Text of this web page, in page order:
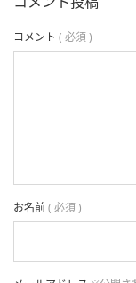
コメント ( 必須 )
お名前( 必須 )